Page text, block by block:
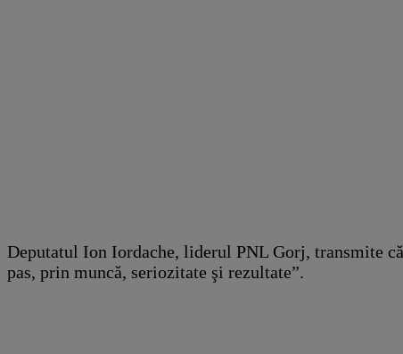
Deputatul Ion Iordache, liderul PNL Gorj, transmite
pas, prin muncă, seriozitate şi rezultate”.